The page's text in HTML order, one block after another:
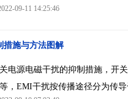
09-11 14:25:46
措施与方法图解
电源电磁干扰的抑制措施，开
，EMI干扰按传播途径分为传